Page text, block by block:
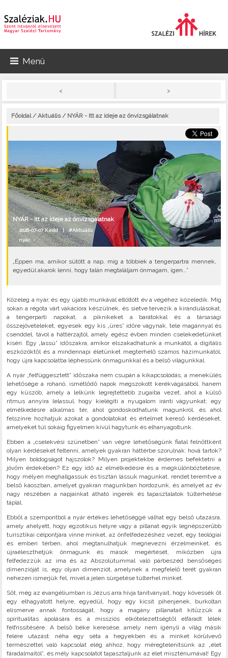
Menü
< >
Főoldal/Aktuális/ NYÁR - Itt az ideje az önvizsgálatnak
NYÁR - Itt az ideje az önvizsgálatnak
2026-07-07 Kedd |#Aktuális
nyár•
„Éppen ma, amikor sütött a nap, míg a többiek a tengerpartra mennek,
egyedül akarok lenni, hogy talán megtaláljam önmagam, igen…”
Közeleg a nyár, és egy újabb munkával eltöltött év a végéhez közeledik. Míg
sokan a régóta várt vakációra készülnek, és sietve tervezik a kirándulásokat,
a tengerparti napokat, a piknikeket a barátokkal és a társasági
összejöveteleket, egyesek egy kis „üres” időre vágynak, tele magánnyal és
csenddel, távol a háttérzajtól, amely egész évben minden cselekedetünket
kíséri. Egy „lassú” időszakra, amikor elszakadhatunk a munkától, a digitális
eszközöktől és a mindennapi életünket megterhelő számos házimunkától,
hogy újra kapcsolatba léphessünk önmagunkkal és a belső világunkkal.
A nyár „felfüggesztett” időszaka nem csupán a kikapcsolódás, a menekülés
lehetősége a rohanó, ismétlődő napok megszokott kerékvágásából, hanem
egy küszöb, amely a lelkünk legrejtettebb zugaiba vezet, ahol a külső
ritmus annyira lelassul, hogy kielégíti a nyugalom iránti vágyunkat; egy
elmélkedésre alkalmas tér, ahol gondoskodhatunk magunkról, és ahol
felszínre hozhatjuk azokat a gondolatokat és értelmet kereső kérdéseket,
amelyeket túl sokáig figyelmen kívül hagytunk és elhanyagoltunk.
Ebben a „cselekvési szünetben” van végre lehetőségünk fiatal felnőttként
olyan kérdéseket feltenni, amelyek gyakran háttérbe szorulnak: hová tartok?
Milyen boldogságot hajszolok? Milyen projektekbe érdemes befektetni a
jövőm érdekében? Ez egy idő az elmélkedésre és a megkülönböztetésre,
hogy mélyen meghallgassuk és tisztán lássuk magunkat, rendet teremtve a
belső káoszban, amelyet gyakran magunkban hordozunk, és amelyet az év
nagy részében a napjainkat átható ingerek és tapasztalatok túlterhelése
táplál.
Ebből a szempontból a nyár értékes lehetőséggé válhat egy belső utazásra,
amely ahelyett, hogy egzotikus helyre vagy a pillanat egyik legnépszerűbb
turisztikai célpontjára vinne minket, az önfelfedezéshez vezet, egy teológiai
és emberi térben, ahol megtanulhatjuk megnevezni érzelmeinket, és
újraéleszthetjük önmagunk és mások megértését, miközben újra
felfedezzük az ima és az Abszolútummal való párbeszéd bensőséges
dimenzióját is, egy olyan dimenziót, amelynek a megfelelő terét gyakran
nehezen ismerjük fel, mivel a jelen sürgetése túlterhel minket.
Sőt, még az evangéliumban is Jézus arra hívja tanítványait, hogy kövessék őt
egy elhagyatott helyre, egyedül, hogy egy kicsit pihenjenek, burkoltan
elismerve annak fontosságát, hogy a magány pillanatait kitűzzük a
spiritualitás ápolására és a missziós elkötelezettségtől elfáradt lélek
felfrissítésére. A belső béke keresése, amely nem igényli a világ másik
felére utazást: néha egy séta a hegyekben és a minket körülvevő
természettel való kapcsolat elég ahhoz, hogy méregtelenítsünk az „élet
fáradalmaitól”, és mély kapcsolatot tapasztaljunk az élet misztériumával! Egy